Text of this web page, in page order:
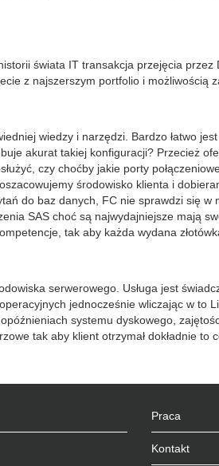
świata IT transakcja przejęcia
z najszerszym portfolio i możliwością
wiedzy i narzędzi. Bardzo łatwo
akurat takiej konfiguracji? Przecież
czy choćby jakie porty
środowisko klienta i
do baz danych, FC nie sprawdzi się
SAS choć są najwydajniejsze mają
tak aby każda wydana
serwerowego. Usługa jest
jednocześnie wliczając w to
systemu dyskowego,
tak aby klient otrzymał dokładnie
Praca
Kontakt